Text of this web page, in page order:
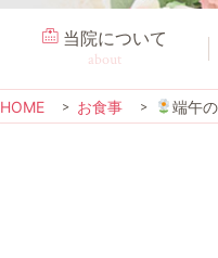
当院について
about
HOME お食事 端午